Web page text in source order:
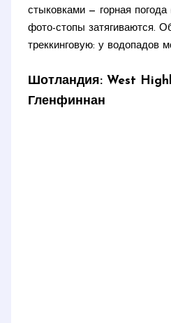
стыковками — горная погода
фото-стопы затягиваются.
треккинговую: у водопадов
Шотландия: West
Гленфиннан